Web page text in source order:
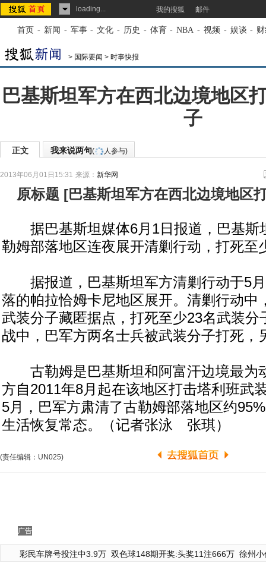
loading... 我的搜狐 邮件
首页 - 新闻 - 军事 - 文化 - 历史 - 体育 - NBA - 视频 - 娱谈 -
> 国际要闻 > 时事快报
巴基斯坦军方在西北边境地区
子
正文 我来说两句( 人参与)
2013年06月01日15:31 来源： 新华网
原标题 [巴基斯坦军方在西北边境地区
据巴基斯坦媒体6月1日报道，巴基斯
勒姆部落地区连夜展开清剿行动，打死至
据报道，巴基斯坦军方清剿行动于5月
落的帕拉恰姆卡尼地区展开。清剿行动中
武装分子藏匿据点，打死至少23名武装分
战中，巴军方两名士兵被武装分子打死，
古勒姆是巴基斯坦和阿富汗边境最为
方自2011年8月起在该地区打击塔利班武
5月，巴军方肃清了古勒姆部落地区约
生活恢复常态。（记者张泳 张琪）
(责任编辑：UN025)
广告
彩民车牌号投注中3.9万 双色球148期开奖:头奖11注666万 徐州